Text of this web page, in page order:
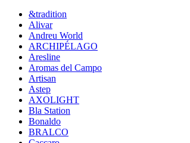
&tradition
Alivar
Andreu World
ARCHIPÉLAGO
Aresline
Aromas del Campo
Artisan
Astep
AXOLIGHT
Bla Station
Bonaldo
BRALCO